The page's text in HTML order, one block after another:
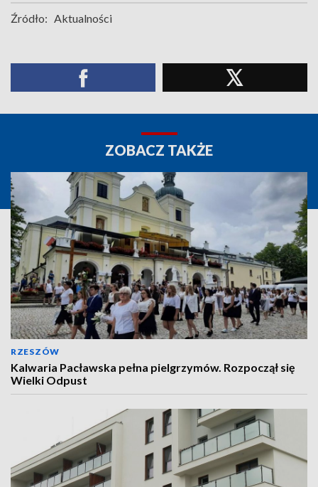
Źródło: Aktualności
ZOBACZ TAKŻE
RZESZÓW
Kalwaria Pacławska pełna pielgrzymów. Rozpoczął się
Wielki Odpust